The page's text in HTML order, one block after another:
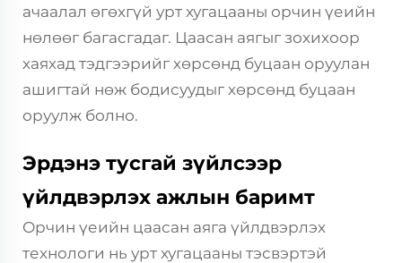
ачаалал өгөхгүй урт хугацааны орчин үеийн
нөлөөг багасгадаг. Цаасан аягыг зохихоор
хаяхад тэдгээрийг хөрсөнд буцаан оруулан
ашигтай нөж бодисуудыг хөрсөнд буцаан
оруулж болно.
Эрдэнэ тусгай зүйлсээр
үйлдвэрлэх ажлын баримт
Орчин үеийн цаасан аяга үйлдвэрлэх
технологи нь урт хугацааны тэсвэртэй